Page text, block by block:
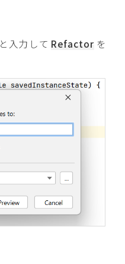
と入力して Refactor を